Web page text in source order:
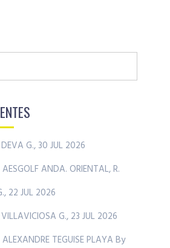
G., 30 JUL 2026
AESGOLF ANDA. ORIENTAL, R.
22 JUL 2026
G., 23 JUL 2026
TEGUISE PLAYA By